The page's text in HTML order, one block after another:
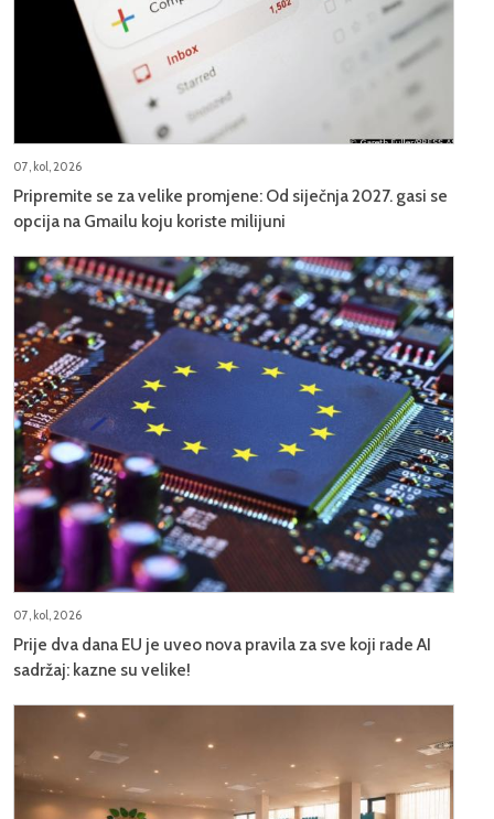
07, kol, 2026
Pripremite se za velike promjene: Od siječnja 2027. gasi se
opcija na Gmailu koju koriste milijuni
07, kol, 2026
Prije dva dana EU je uveo nova pravila za sve koji rade AI
sadržaj: kazne su velike!